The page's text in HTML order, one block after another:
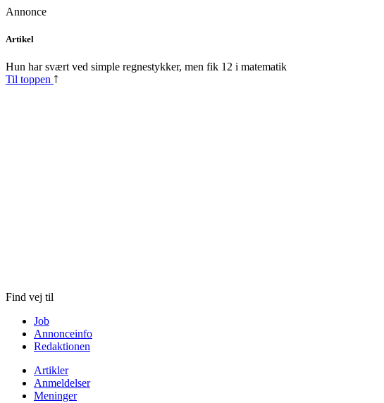
Annonce
Skip
content
Artikel
Hun har svært ved simple regnestykker, men fik 12 i matematik
Til toppen
Find vej til
Job
Annonceinfo
Redaktionen
Artikler
Anmeldelser
Meninger